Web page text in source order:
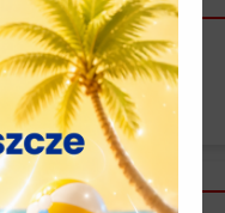
Read More